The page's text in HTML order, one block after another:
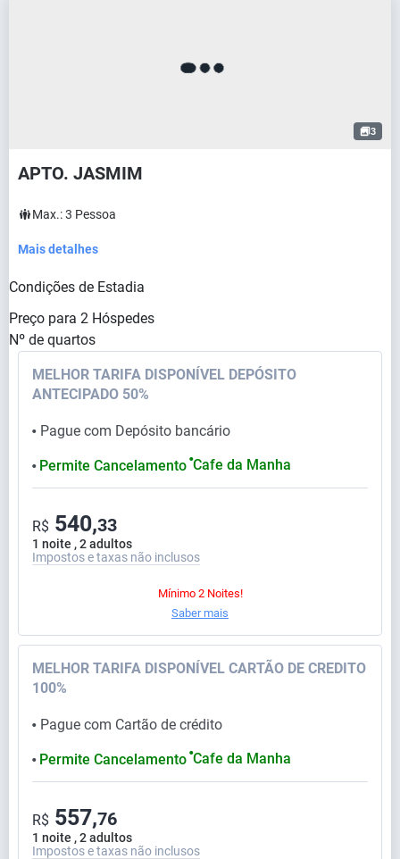
3
APTO. JASMIM
Max.:3 Pessoa
Mais detalhes
Condições de Estadia
Preço para 2 Hóspedes
Nº de quartos
MELHOR TARIFA DISPONÍVEL DEPÓSITO
ANTECIPADO 50%
⬤ Pague com Depósito bancário
⬤ Permite Cancelamento ⬤Cafe da Manha
1 noite , 2 adultos
R$ 540,33
Impostos e taxas não inclusos
Mínimo 2 Noites!
Saber mais
MELHOR TARIFA DISPONÍVEL CARTÃO DE CREDITO
100%
⬤ Pague com Cartão de crédito
⬤ Permite Cancelamento ⬤Cafe da Manha
1 noite , 2 adultos
R$ 557,76
Impostos e taxas não inclusos